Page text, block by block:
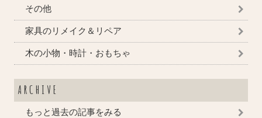
その他
家具のリメイク＆リペア
木の小物・時計・おもちゃ
ARCHIVE
もっと過去の記事をみる